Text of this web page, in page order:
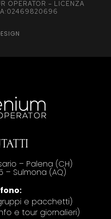
OPERATOR – LICENZA
– Palena (CH)
– Sulmona (AQ)
e pacchetti)
e tour giornalieri)